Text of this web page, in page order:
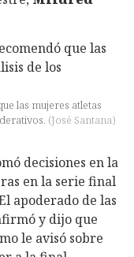
las mujeres atletas
(José Santana)
decisiones en la
en la serie final
apoderado de las
y dijo que
le avisó sobre